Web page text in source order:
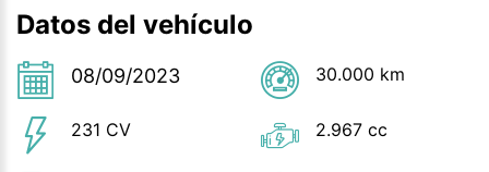
Datos del vehículo
08/09/2023 30.000 km
231 CV 2.967 cc